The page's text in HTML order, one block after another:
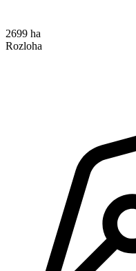
2699 ha
Rozloha